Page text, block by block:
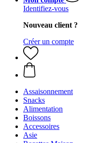
Identifiez-vous
Nouveau client ?
Créer un compte
Assaisonnement
Snacks
Alimentation
Boissons
Accessoires
Asie